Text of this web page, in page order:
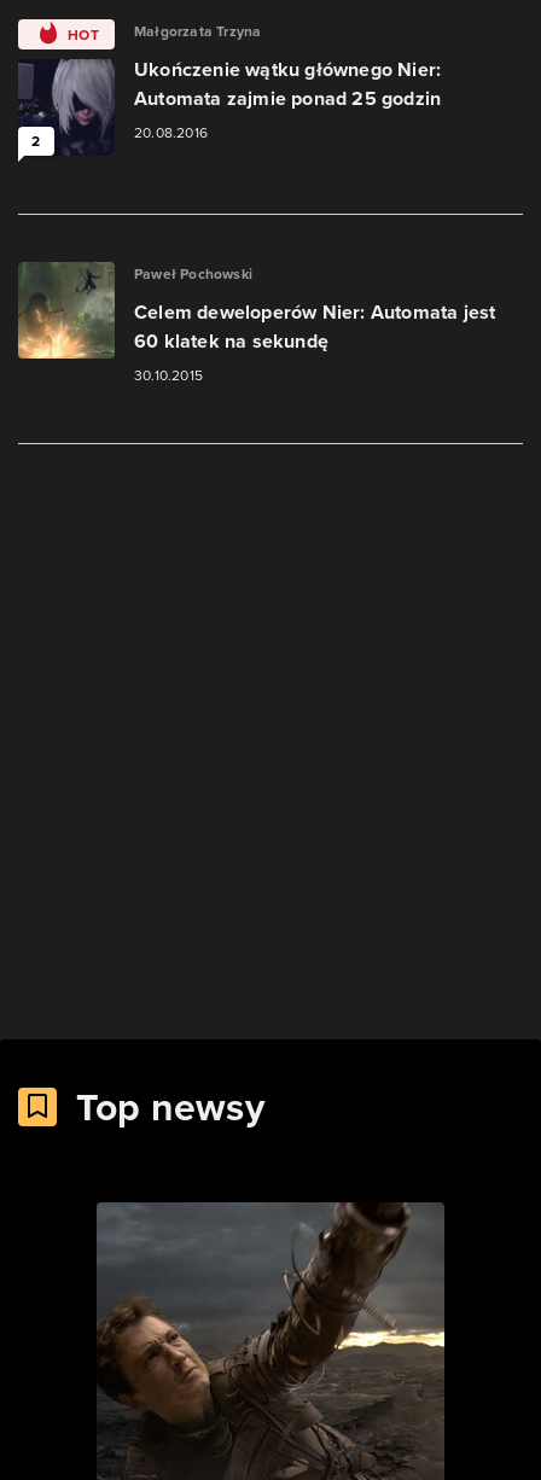
HOT
2
Małgorzata Trzyna
Ukończenie wątku głównego Nier:
Automata zajmie ponad 25 godzin
20.08.2016
Paweł Pochowski
Celem deweloperów Nier: Automata jest
60 klatek na sekundę
30.10.2015
Top newsy